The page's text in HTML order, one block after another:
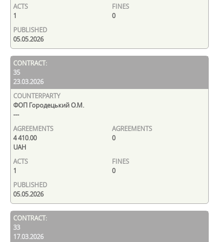
1 0
05.05.2026
35
23.03.2026
ФОП Городецький О.М.
---
4 410.00
UAH
0
1 0
05.05.2026
33
17.03.2026